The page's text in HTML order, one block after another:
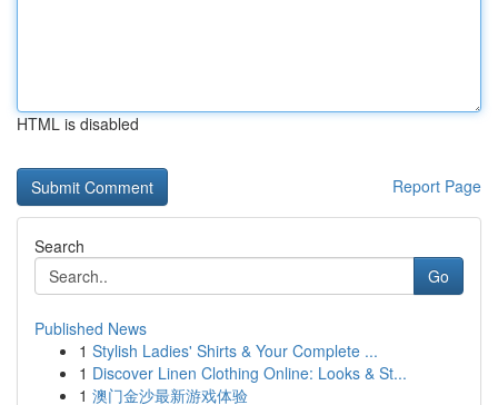
HTML is disabled
Report Page
Search
Go
Published News
1 Stylish Ladies' Shirts & Your Complete ...
1 Discover Linen Clothing Online: Looks & St...
1 澳门金沙最新游戏体验